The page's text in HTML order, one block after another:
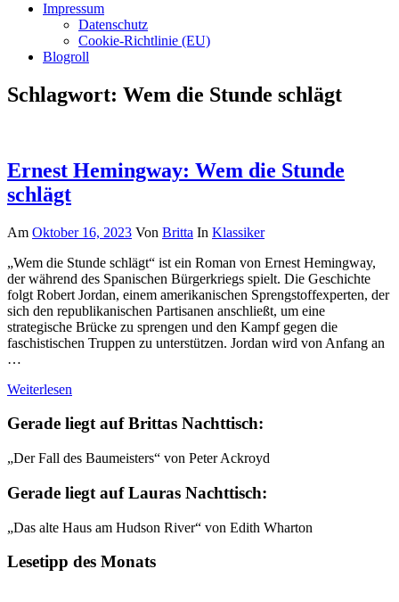
Impressum
Datenschutz
Cookie-Richtlinie (EU)
Blogroll
Schlagwort: Wem die Stunde schlägt
Ernest Hemingway: Wem die Stunde
schlägt
Am Oktober 16, 2023 Von Britta In Klassiker
„Wem die Stunde schlägt“ ist ein Roman von Ernest Hemingway,
der während des Spanischen Bürgerkriegs spielt. Die Geschichte
folgt Robert Jordan, einem amerikanischen Sprengstoffexperten, der
sich den republikanischen Partisanen anschließt, um eine
strategische Brücke zu sprengen und den Kampf gegen die
faschistischen Truppen zu unterstützen. Jordan wird von Anfang an
…
Weiterlesen
Gerade liegt auf Brittas Nachttisch:
„Der Fall des Baumeisters“ von Peter Ackroyd
Gerade liegt auf Lauras Nachttisch:
„Das alte Haus am Hudson River“ von Edith Wharton
Lesetipp des Monats